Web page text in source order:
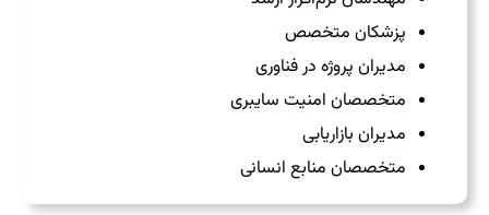
پزشکان متخصص
مدیران پروژه در فناوری
متخصصان امنیت سایبری
مدیران بازاریابی
متخصصان منابع انسانی